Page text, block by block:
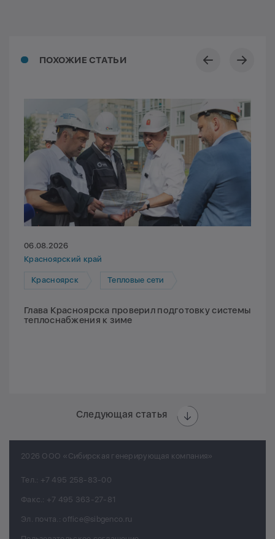
ПОХОЖИЕ СТАТЬИ
06.08.2026
Красноярский край
Красноярск Тепловые сети
Глава Красноярска проверил подготовку системы
теплоснабжения к зиме
Следующая статья
2026 ООО «Сибирская генерирующая компания»
Тел.: +7 495 258-83-00
Факс.: +7 495 363-27-81
Эл. почта.: office@sibgenco.ru